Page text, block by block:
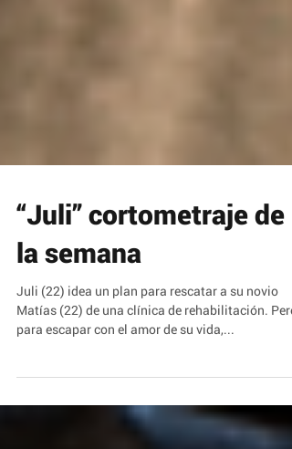
“Juli” cortometraje de
la semana
Juli (22) idea un plan para rescatar a su novio
Matías (22) de una clínica de rehabilitación. Pero